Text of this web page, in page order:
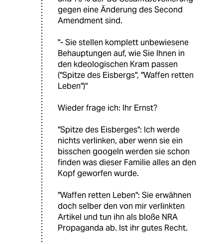
gegen eine Änderung des Second
Amendment sind.
"- Sie stellen komplett unbewiesene
Behauptungen auf, wie Sie Ihnen in
den kdeologischen Kram passen
("Spitze des Eisbergs", "Waffen retten
Leben")"
Wieder frage ich: Ihr Ernst?
"Spitze des Eisberges": Ich werde
nichts verlinken, aber wenn sie ein
bisschen googeln werden sie schon
finden was dieser Familie alles an den
Kopf geworfen wurde.
"Waffen retten Leben": Sie erwähnen
doch selber den von mir verlinkten
Artikel und tun ihn als bloße NRA
Propaganda ab. Ist ihr gutes Recht.